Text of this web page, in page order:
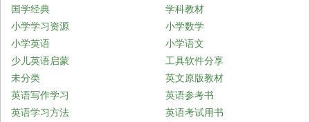
国学经典
学科教材
小学学习资源
小学数学
小学英语
小学语文
少儿英语启蒙
工具软件分享
未分类
英文原版教材
英语写作学习
英语参考书
英语学习方法
英语考试用书